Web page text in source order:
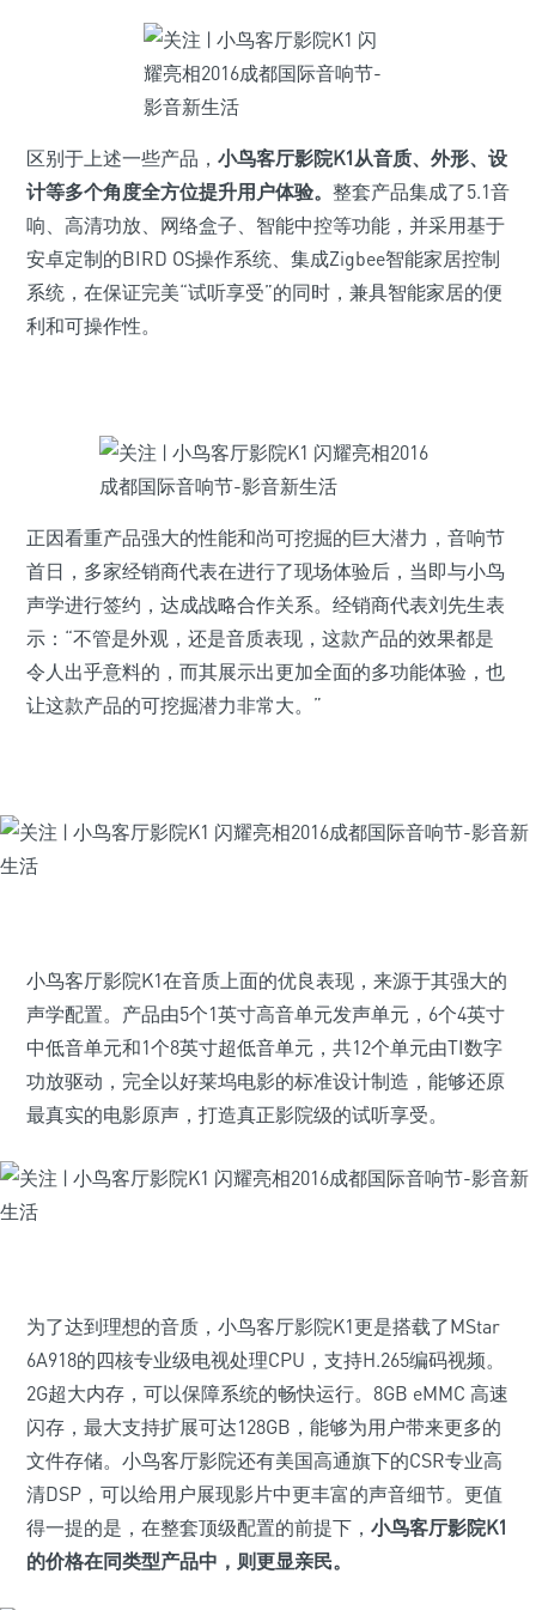
区别于上述一些产品， 小鸟客厅影院K1从音质、外形、设
计等多个角度全方位提升用户体验。 整套产品集成了5.1音
响、高清功放、网络盒子、智能中控等功能，并采用基于
安卓定制的BIRD OS操作系统、集成Zigbee智能家居控制
系统，在保证完美“试听享受”的同时，兼具智能家居的便
利和可操作性。
正因看重产品强大的性能和尚可挖掘的巨大潜力，音响节
首日，多家经销商代表在进行了现场体验后，当即与小鸟
声学进行签约，达成战略合作关系。经销商代表刘先生表
示：“不管是外观，还是音质表现，这款产品的效果都是
令人出乎意料的，而其展示出更加全面的多功能体验，也
让这款产品的可挖掘潜力非常大。”
小鸟客厅影院K1在音质上面的优良表现，来源于其强大的
声学配置。产品由5个1英寸高音单元发声单元，6个4英寸
中低音单元和1个8英寸超低音单元，共12个单元由TI数字
功放驱动，完全以好莱坞电影的标准设计制造，能够还原
最真实的电影原声，打造真正影院级的试听享受。
为了达到理想的音质，小鸟客厅影院K1更是搭载了MStar
6A918的四核专业级电视处理CPU，支持H.265编码视频。
2G超大内存，可以保障系统的畅快运行。8GB eMMC 高速
闪存，最大支持扩展可达128GB，能够为用户带来更多的
文件存储。小鸟客厅影院还有美国高通旗下的CSR专业高
清DSP，可以给用户展现影片中更丰富的声音细节。更值
得一提的是，在整套顶级配置的前提下， 小鸟客厅影院K1
的价格在同类型产品中，则更显亲民。